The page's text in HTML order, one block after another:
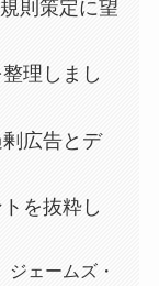
則策定に望
理しまし
広告とデ
を抜粋し
ェームズ・